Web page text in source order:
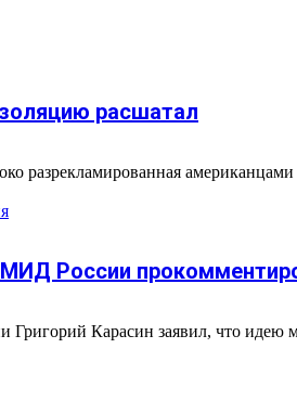
расшатал
разрекламированная
России
Карасин заявил, что